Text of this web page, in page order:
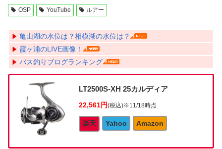
OSP YouTube ルアー
亀山湖の水位は？相模湖の水位は？
霞ヶ浦のLIVE画像！
バス釣りブログランキング
LT2500S-XH 25カルディア
22,561円(税込)※11/18時点
楽天 Yahoo Amazon